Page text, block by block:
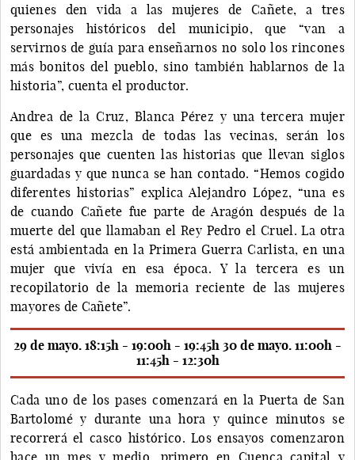
quienes den vida a las mujeres de Cañete, a tres
personajes históricos del municipio, que “van a
servirnos de guía para enseñarnos no solo los rincones
más bonitos del pueblo, sino también hablarnos de la
historia”, cuenta el productor.
Andrea de la Cruz, Blanca Pérez y una tercera mujer
que es una mezcla de todas las vecinas, serán los
personajes que cuenten las historias que llevan siglos
guardadas y que nunca se han contado. “Hemos cogido
diferentes historias” explica Alejandro López, “una es
de cuando Cañete fue parte de Aragón después de la
muerte del que llamaban el Rey Pedro el Cruel. La otra
está ambientada en la Primera Guerra Carlista, en una
mujer que vivía en esa época. Y la tercera es un
recopilatorio de la memoria reciente de las mujeres
mayores de Cañete”.
29 de mayo. 18:15h - 19:00h - 19:45h 30 de mayo. 11:00h -
11:45h - 12:30h
Cada uno de los pases comenzará en la Puerta de San
Bartolomé y durante una hora y quince minutos se
recorrerá el casco histórico. Los ensayos comenzaron
hace un mes y medio, primero en Cuenca capital y